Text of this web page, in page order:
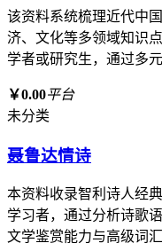
该资料系统梳理近代中
济、文化等多领域知识
学者或研究生，通过多
￥0.00平台
未分类
聂鲁达情诗
本资料收录智利诗人经
学习者，通过分析诗歌
文学鉴赏能力与高级词